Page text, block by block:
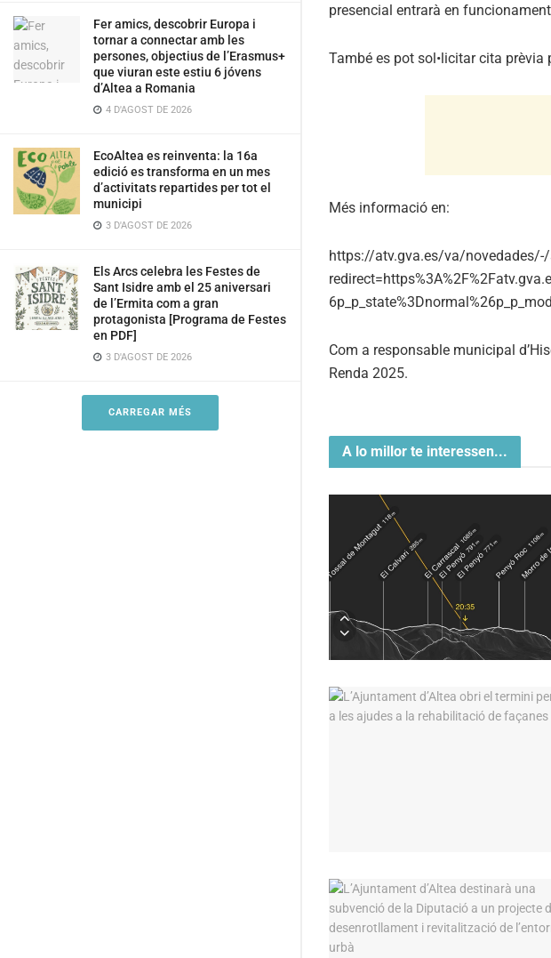
Fer amics, descobrir Europa i
tornar a connectar amb les
persones, objectius de l’Erasmus+
que viuran este estiu 6 jóvens
d’Altea a Romania
4 D'AGOST DE 2026
EcoAltea es reinventa: la 16a
edició es transforma en un mes
d’activitats repartides per tot el
municipi
3 D'AGOST DE 2026
Els Arcs celebra les Festes de
Sant Isidre amb el 25 aniversari
de l’Ermita com a gran
protagonista [Programa de Festes
en PDF]
3 D'AGOST DE 2026
CARREGAR MÉS
presencial entrarà en
També es pot sol•licitar cita prèvia
Més informació en:
https://atv.gva.es/va/
Com a responsable municipal
Renda 2025.
A lo millor te interessen...